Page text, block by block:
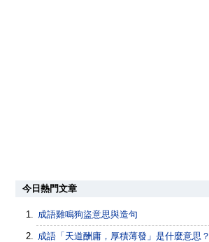
今日熱門文章
成語雞鳴狗盜意思與造句
成語「天道酬庸，厚積薄發」是什麼意思？